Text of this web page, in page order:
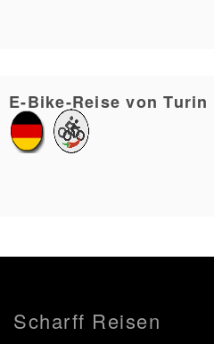
E-Bike-Reise von Turin
Scharff Reisen